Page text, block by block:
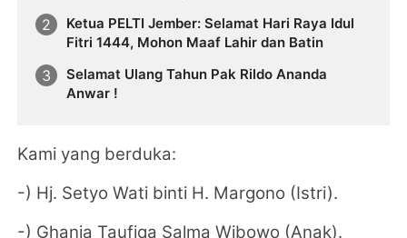
Ketua PELTI Jember: Selamat Hari Raya Idul
Fitri 1444, Mohon Maaf Lahir dan Batin
Selamat Ulang Tahun Pak Rildo Ananda
Anwar !
Kami yang berduka:
-) Hj. Setyo Wati binti H. Margono (Istri).
-) Ghania Taufiqa Salma Wibowo (Anak).